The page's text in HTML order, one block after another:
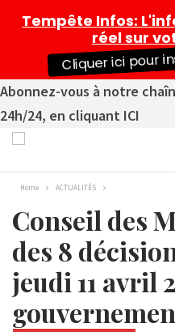
Abonnez-vous à notre
24h/24, en cliquant ICI
Home ACTUALITÉS
Conseil des
des 8
jeudi 11 avril
Tempête Infos:
réel sur
Cliquer ici pour